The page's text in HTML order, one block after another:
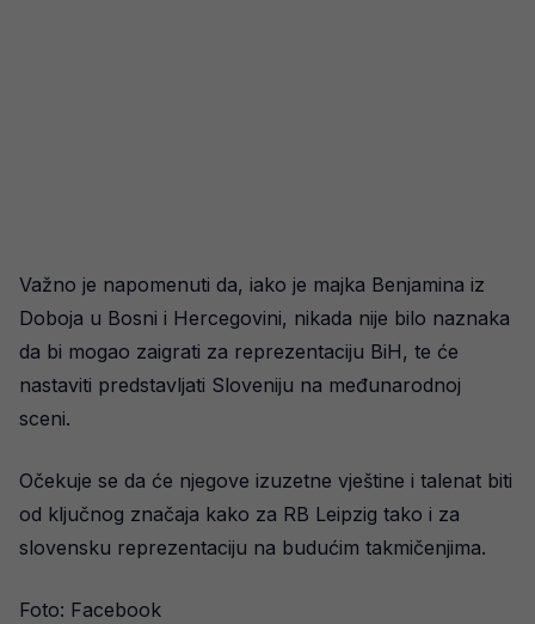
Važno je napomenuti da, iako je majka Benjamina iz
Doboja u Bosni i Hercegovini, nikada nije bilo naznaka
da bi mogao zaigrati za reprezentaciju BiH, te će
nastaviti predstavljati Sloveniju na međunarodnoj
sceni.
Očekuje se da će njegove izuzetne vještine i talenat biti
od ključnog značaja kako za RB Leipzig tako i za
slovensku reprezentaciju na budućim takmičenjima.
Foto: Facebook